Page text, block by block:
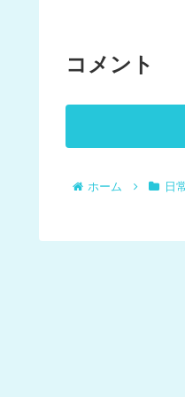
コメント
ホーム 日